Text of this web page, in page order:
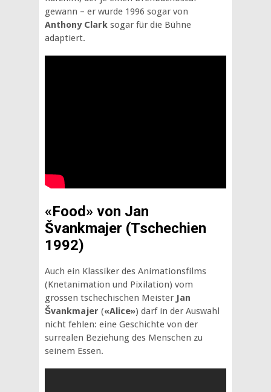
gewann – er wurde 1996 sogar von
Anthony Clark sogar für die Bühne
adaptiert.
«Food» von Jan
Švankmajer (Tschechien
1992)
Auch ein Klassiker des Animationsfilms
(Knetanimation und Pixilation) vom
grossen tschechischen Meister Jan
Švankmajer («Alice») darf in der Auswahl
nicht fehlen: eine Geschichte von der
surrealen Beziehung des Menschen zu
seinem Essen.